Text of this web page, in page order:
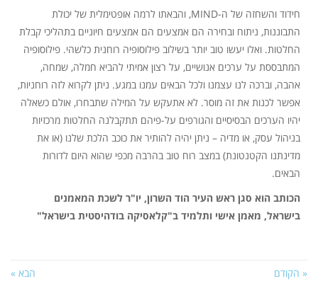
חידוד והשחזה של ה-MIND, והבאתו לרמה אופטימלית של יכולת
התבוננות, ניתוח ובחירה הם אמצעים הם אמצעים חיוניים בתהליכי קבלת
החלטות. ואלו יעשו טוב יותר בשילוב פילוסופיה רוחנית כלשהי. פילוסופיה
המתבססת על ערכים אנושיים, על רצון אמיתי להביא חמלה, שמחה,
אהבה, וברכה לנו עצמנו ולכל הבאים עמנו במגע. ניתן לקרוא לזה רוחניות,
אפשר לכנות את זה מוסר. לא אתעקש על המילה שתבחרו, אולם כשאלה
יהיו הערכים הבסיסיים והגורפים על-פיהם תתקבלנה החלטות מרכזיות
בניהול עסק, או מדיה – ניתן יהיה להותיר את כוכב הלכת שלנו (או את
מדינתנו הקטנטונת) במצב רוח טוב בהרבה מכפי שהוא היום לדורות
הבאים.
הכותב הוא סגן ראש העיר הוד השרון, יו"ר לשכת המאמנים
בישראל, מאמן אישי ותלמיד ב"קלאסיקה בודהיסטית בישראל"
« הקודם הבא »